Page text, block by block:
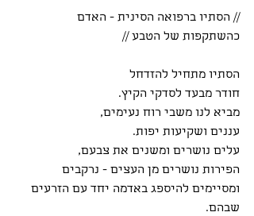
// הסתיו ברפואה הסינית - האדם
כהשתקפות של הטבע //
הסתיו מתחיל להזדחל
חודר מבעד לסדקי הקיץ.
מביא לנו משבי רוח נעימים,
עננים ושקיעות יפות.
עלים נושרים ומשנים את צבעם,
הפירות נושרים מן העצים - נרקבים
ומסיימים להיספג באדמה יחד עם הזרעים
שבהם.